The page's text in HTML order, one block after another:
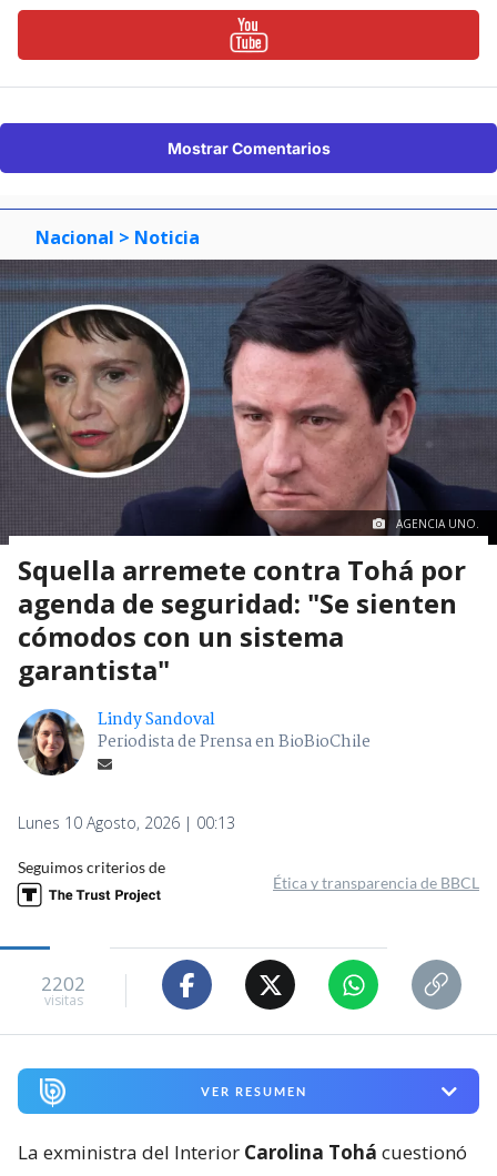
Mostrar Comentarios
Nacional > Noticia
AGENCIA UNO.
Squella arremete contra Tohá por
agenda de seguridad: "Se sienten
cómodos con un sistema
garantista"
Lindy Sandoval
Periodista de Prensa en BioBioChile
Lunes 10 Agosto, 2026 | 00:13
Seguimos criterios de
Ética y transparencia de BBCL
2202
visitas
VER RESUMEN
La exministra del Interior Carolina Tohá cuestionó